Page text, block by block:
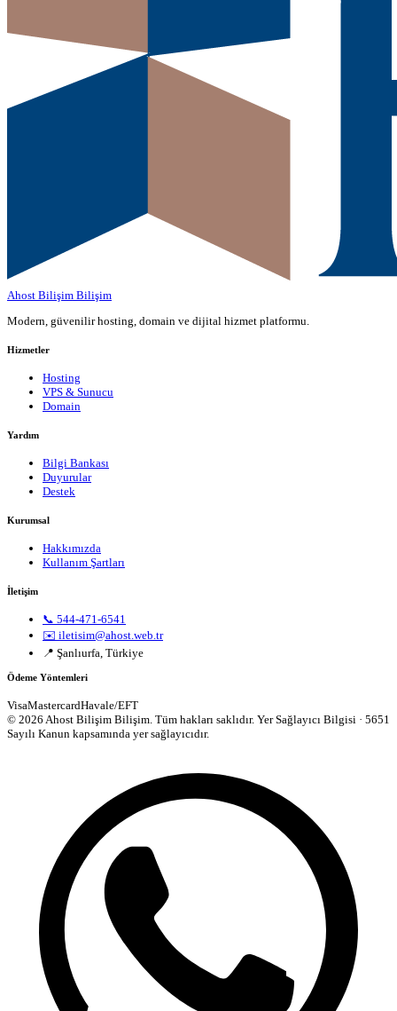
Ahost Bilişim Bilişim
Modern, güvenilir hosting, domain ve dijital hizmet platformu.
Hizmetler
Hosting
VPS & Sunucu
Domain
Yardım
Bilgi Bankası
Duyurular
Destek
Kurumsal
Hakkımızda
Kullanım Şartları
İletişim
📞 544-471-6541
✉️ iletisim@ahost.web.tr
📍 Şanlıurfa, Türkiye
Ödeme Yöntemleri
VisaMastercardHavale/EFT
© 2026 Ahost Bilişim Bilişim. Tüm hakları saklıdır. Yer Sağlayıcı Bilgisi · 5651
Sayılı Kanun kapsamında yer sağlayıcıdır.